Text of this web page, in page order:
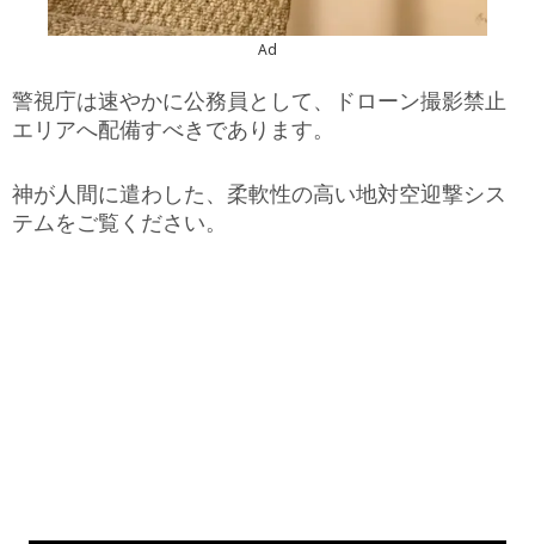
Ad
警視庁は速やかに公務員として、ドローン撮影禁止
エリアへ配備すべきであります。
神が人間に遣わした、柔軟性の高い地対空迎撃シス
テムをご覧ください。